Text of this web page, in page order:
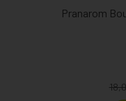
Pranarom